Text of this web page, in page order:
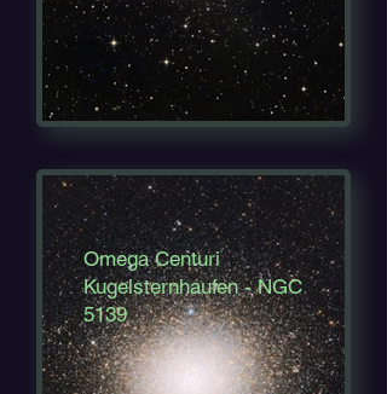
Omega Centuri
Kugelsternhaufen - NGC
5139